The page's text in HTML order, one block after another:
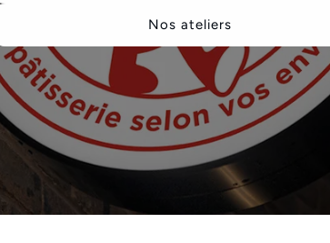
Nos ateliers